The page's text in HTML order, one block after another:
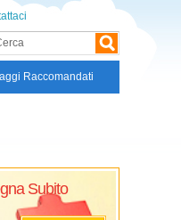
Raccomandati
Subito